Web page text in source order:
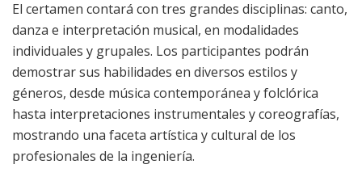
El certamen contará con tres grandes disciplinas: canto,
danza e interpretación musical, en modalidades
individuales y grupales. Los participantes podrán
demostrar sus habilidades en diversos estilos y
géneros, desde música contemporánea y folclórica
hasta interpretaciones instrumentales y coreografías,
mostrando una faceta artística y cultural de los
profesionales de la ingeniería.